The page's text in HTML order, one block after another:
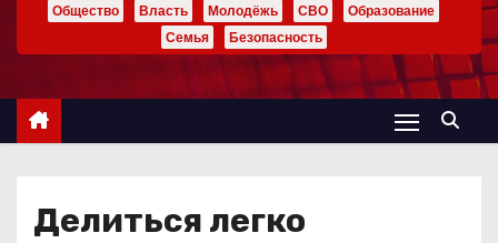
ж
Общество Власть Молодёжь СВО
Образование
Семья
Безопасность
Делиться легко